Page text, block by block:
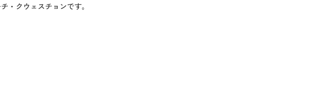
・クウェスチョンです。